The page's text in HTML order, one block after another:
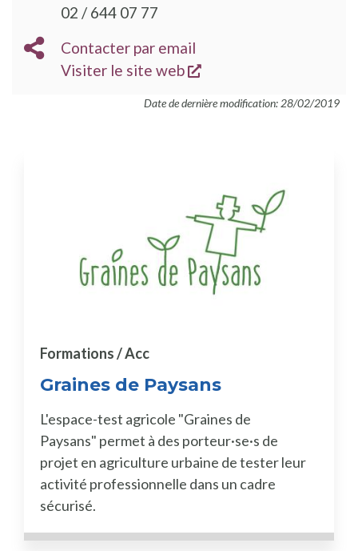
TÉLÉPHONE
02 / 644 07 77
EMAIL
Contacter par email
SITE
Visiter le site web s'ouvre dans une
Date de dernière modification: 28/02/2019
Graines de Paysans
Formations / Acc
L'espace-test agricole "Graines de
Paysans" permet à des porteur·se·s de
projet en agriculture urbaine de tester leur
activité professionnelle dans un cadre
sécurisé.